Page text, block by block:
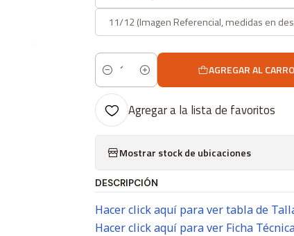
11/12 (Imagen Referencial, medidas en
Cantidad
AGREGAR AL CARRO
Agregar a la lista de favoritos
Mostrar stock de ubicaciones
DESCRIPCIÓN
Hacer click aquí para ver tabla de
Hacer click aquí para ver Ficha